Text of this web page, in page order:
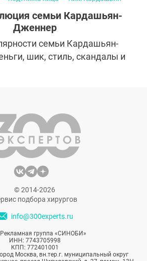
Кимберли Кардашьян
Дженнер
Кендалл Дженнер
Дженнер
Брюс Дженнер
семьи Кардашьян-
Дженнер
семьи Кардашьян-
шик, стиль, скандалы и
после многочисленных
операций.
© 2014-2026
подбора хирургов
info@300experts.ru
группа «СИНОБИ»
ИНН: 7743705998
КПП: 772401001
Москва, вн.тер.г. муниципальный округ